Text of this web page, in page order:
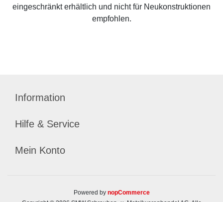
eingeschränkt erhältlich und nicht für Neukonstruktionen
empfohlen.
Information
Hilfe & Service
Mein Konto
Powered by nopCommerce